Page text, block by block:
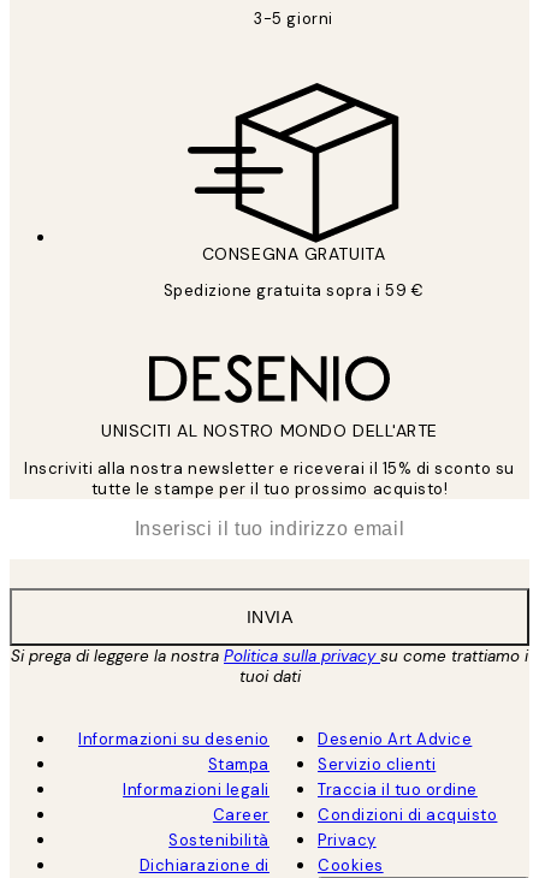
3-5 giorni
CONSEGNA GRATUITA
Spedizione gratuita sopra i 59 €
UNISCITI AL NOSTRO MONDO DELL'ARTE
Inscriviti alla nostra newsletter e riceverai il 15% di sconto su
tutte le stampe per il tuo prossimo acquisto!
INVIA
Si prega di leggere la nostra Politica sulla privacysu come trattiamo i
tuoi dati
Informazioni su desenio
Stampa
Informazioni legali
Career
Sostenibilità
Dichiarazione di
Desenio Art Advice
Servizio clienti
Traccia il tuo ordine
Condizioni di acquisto
Privacy
Cookies